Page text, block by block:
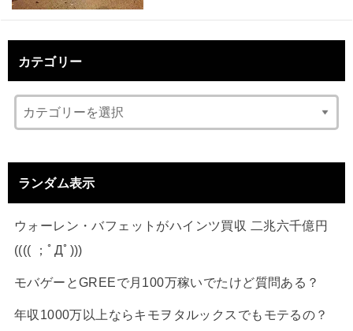
カテゴリー
ランダム表示
ウォーレン・バフェットがハインツ買収 二兆六千億円
(((( ；ﾟДﾟ)))
モバゲーとGREEで月100万稼いでたけど質問ある？
年収1000万以上ならキモヲタルックスでもモテるの？